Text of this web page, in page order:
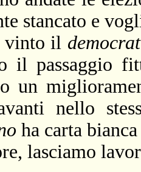
stancato e
vinto il
il passaggio
un
nello
ha carta
lasciamo